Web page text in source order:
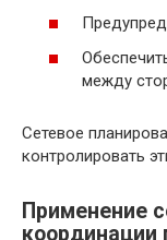
между
Сетевое
контролировать
Применение
координации